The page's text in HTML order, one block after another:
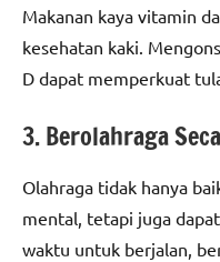
Makanan kaya vitamin
kesehatan kaki.
D dapat memperkuat
3. Berolahraga
Olahraga tidak hanya
mental, tetapi juga
waktu untuk berjalan,